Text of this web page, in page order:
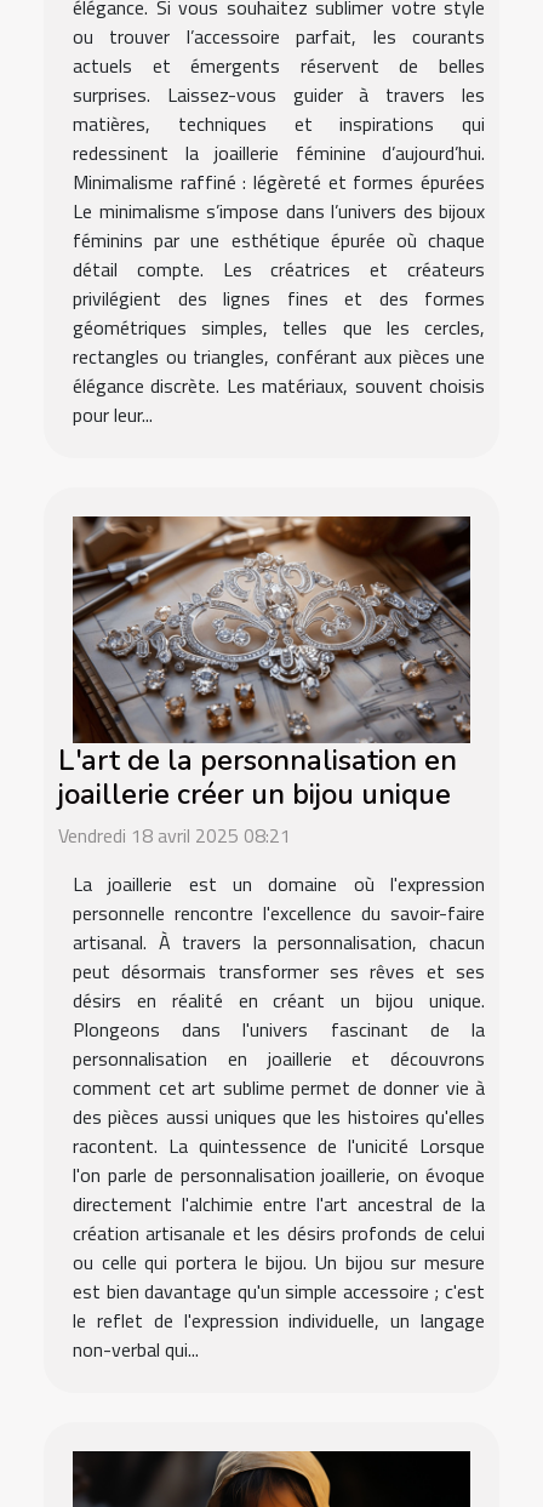
élégance. Si vous souhaitez sublimer votre style
ou trouver l’accessoire parfait, les courants
actuels et émergents réservent de belles
surprises. Laissez-vous guider à travers les
matières, techniques et inspirations qui
redessinent la joaillerie féminine d’aujourd’hui.
Minimalisme raffiné : légèreté et formes épurées
Le minimalisme s’impose dans l’univers des bijoux
féminins par une esthétique épurée où chaque
détail compte. Les créatrices et créateurs
privilégient des lignes fines et des formes
géométriques simples, telles que les cercles,
rectangles ou triangles, conférant aux pièces une
élégance discrète. Les matériaux, souvent choisis
pour leur...
L'art de la personnalisation en
joaillerie créer un bijou unique
Vendredi 18 avril 2025 08:21
La joaillerie est un domaine où l'expression
personnelle rencontre l'excellence du savoir-faire
artisanal. À travers la personnalisation, chacun
peut désormais transformer ses rêves et ses
désirs en réalité en créant un bijou unique.
Plongeons dans l'univers fascinant de la
personnalisation en joaillerie et découvrons
comment cet art sublime permet de donner vie à
des pièces aussi uniques que les histoires qu'elles
racontent. La quintessence de l'unicité Lorsque
l'on parle de personnalisation joaillerie, on évoque
directement l'alchimie entre l'art ancestral de la
création artisanale et les désirs profonds de celui
ou celle qui portera le bijou. Un bijou sur mesure
est bien davantage qu'un simple accessoire ; c'est
le reflet de l'expression individuelle, un langage
non-verbal qui...